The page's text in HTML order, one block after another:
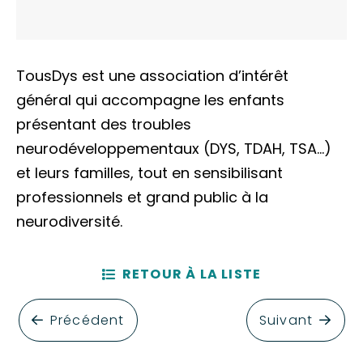
TousDys est une association d’intérêt
général qui accompagne les enfants
présentant des troubles
neurodéveloppementaux (DYS, TDAH, TSA…)
et leurs familles, tout en sensibilisant
professionnels et grand public à la
neurodiversité.
Précédent
RETOUR À LA LISTE
Suivant